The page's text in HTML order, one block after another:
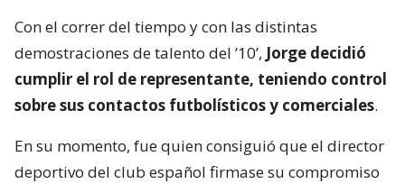
Con el correr del tiempo y con las distintas
demostraciones de talento del ’10’, Jorge decidió
cumplir el rol de representante, teniendo control
sobre sus contactos futbolísticos y comerciales.
En su momento, fue quien consiguió que el director
deportivo del club español firmase su compromiso